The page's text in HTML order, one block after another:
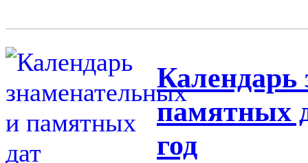
Календарь
памятных
год